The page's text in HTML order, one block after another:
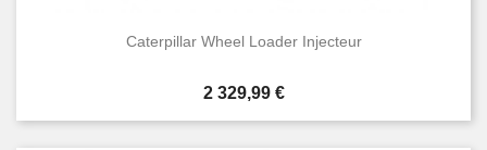
Caterpillar Wheel Loader Injecteur
Prix
2 329,99 €